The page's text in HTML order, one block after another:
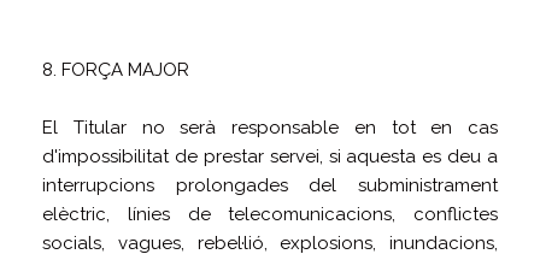
8. FORÇA MAJOR
El Titular no serà responsable en tot en cas
d'impossibilitat de prestar servei, si aquesta es deu a
interrupcions prolongades del subministrament
elèctric, línies de telecomunicacions, conflictes
socials, vagues, rebel·lió, explosions, inundacions,